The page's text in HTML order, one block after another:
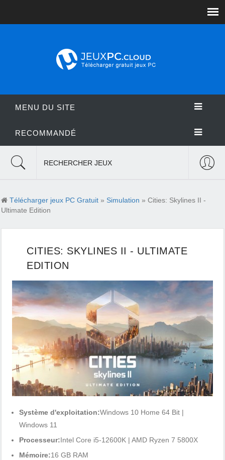
MENU DU SITE
RECOMMANDÉ
RECHERCHER JEUX
Télécharger jeux PC Gratuit » Simulation » Cities: Skylines II -
Ultimate Edition
CITIES: SKYLINES II - ULTIMATE
EDITION
Système d'exploitation:Windows 10 Home 64 Bit |
Windows 11
Processeur:Intel Core i5-12600K | AMD Ryzen 7 5800X
Mémoire:16 GB RAM